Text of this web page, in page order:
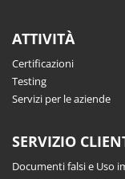
ATTIVITÀ
Certificazioni
Testing
Servizi per le aziende
SERVIZIO
Documenti falsi e Uso